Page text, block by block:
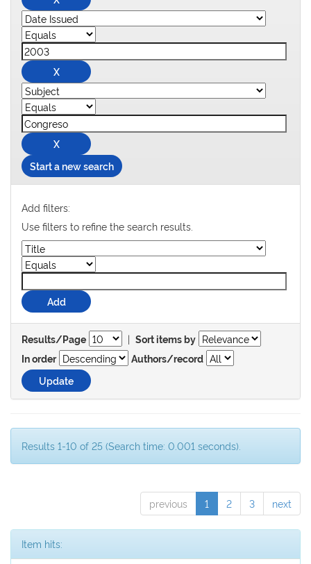
Start a new search
Add filters:
Use filters to refine the search results.
Results/Page | Sort items by
In order
Authors/record
Results 1-10 of 25 (Search time: 0.001 seconds).
previous 1 2 3 next
Item hits: